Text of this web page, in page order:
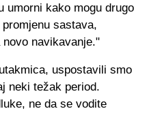
umorni kako mogu drugo
sastava,
navikavanje."
uspostavili smo
neki težak period.
ne da se vodite